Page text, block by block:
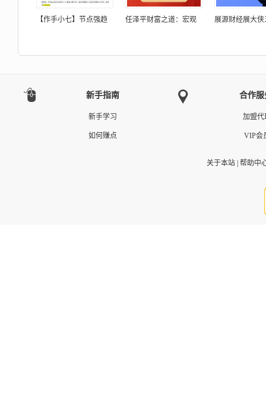
【作手小七】节点强趋 任泽平财富之道：宏观 展源财经展大侠
新手指南
新手学习
如何赚点
合作服
加盟代
VIP会
关于本站| 帮助中